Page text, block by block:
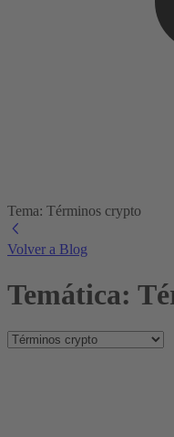
Tema: Términos crypto
Volver a Blog
Temática: